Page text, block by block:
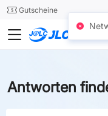
24SMTGutscheine
Antworten